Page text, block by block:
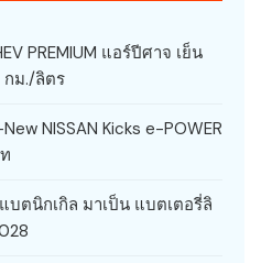
PREMIUM แอร์ปีศาจ เย็น
กม./ลิตร
NISSAN Kicks e-POWER
บตนิกเกิล มาเป็น แบตเตอรี่ลิ